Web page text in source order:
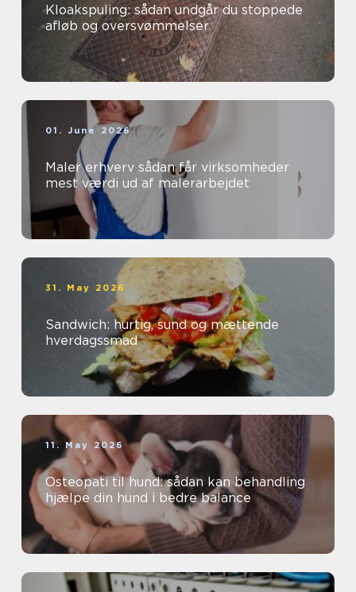
Kloakspuling: sådan undgår du stoppede
afløb og oversvømmelser
01. June 2026
Maler erhverv sådan får virksomheder
mest værdi ud af malerarbejdet
31. May 2026
Sandwich: hurtig, sund og mættende
hverdagssmad
11. May 2026
Osteopati til hund: sådan kan behandling
hjælpe din hund i bedre balance